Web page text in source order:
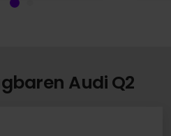
Audi Q2